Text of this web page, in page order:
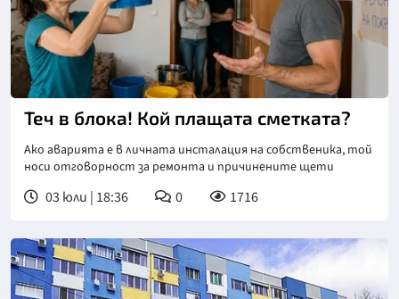
Теч в блока! Кой плащата сметката?
Ако аварията е в личната инсталация на собственика, той
носи отговорност за ремонта и причинените щети
03 юли | 18:36 0 1716